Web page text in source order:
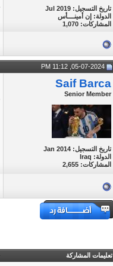
تاريخ التسجيل: Jul 2019
الدولة: إن أمينــــأس
المشاركات: 1,070
Saif Barca
Senior Member
تاريخ التسجيل: Jan 2014
الدولة: Iraq
المشاركات: 2,655
تعليمات المشاركة